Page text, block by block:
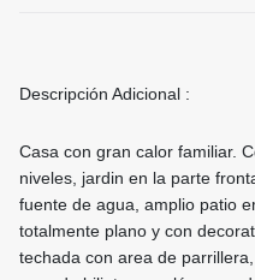
Descripción Adicional :
Casa con gran calor familiar.
niveles, jardin en la parte
fuente de agua, amplio patio
totalmente plano y con
techada con area de